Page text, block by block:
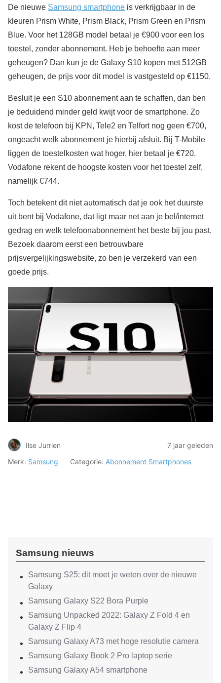
De nieuwe Samsung smartphone is verkrijgbaar in de
kleuren Prism White, Prism Black, Prism Green en Prism
Blue. Voor het 128GB model betaal je €900 voor een los
toestel, zonder abonnement. Heb je behoefte aan meer
geheugen? Dan kun je de Galaxy S10 kopen met 512GB
geheugen, de prijs voor dit model is vastgesteld op €1150.
Besluit je een S10 abonnement aan te schaffen, dan ben
je beduidend minder geld kwijt voor de smartphone. Zo
kost de telefoon bij KPN, Tele2 en Telfort nog geen €700,
ongeacht welk abonnement je hierbij afsluit. Bij T-Mobile
liggen de toestelkosten wat hoger, hier betaal je €720.
Vodafone rekent de hoogste kosten voor het toestel zelf,
namelijk €744.
Toch betekent dit niet automatisch dat je ook het duurste
uit bent bij Vodafone, dat ligt maar net aan je bel/internet
gedrag en welk telefoonabonnement het beste bij jou past.
Bezoek daarom eerst een betrouwbare
prijsvergelijkingswebsite, zo ben je verzekerd van een
goede prijs.
Ilse Jurrien
7 jaar geleden
Merk: Samsung Categorie: Abonnement Smartphones
Samsung nieuws
Samsung S25: dit moet je weten over de nieuwe
Galaxy
Samsung Galaxy S22 Bora Purple
Samsung Unpacked 2022: Galaxy Z Fold 4 en
Galaxy Z Flip 4
Samsung Galaxy A73 met hoge resolutie camera
Samsung Galaxy Book 2 Pro laptop serie
Samsung Galaxy A54 smartphone